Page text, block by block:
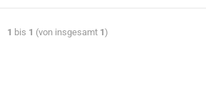
1 bis 1 (von insgesamt 1)